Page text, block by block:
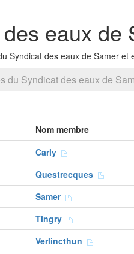
eaux de
Syndicat des eaux de Samer et
du Syndicat des eaux de
Nom membre
Carly
Questrecques
Samer
Tingry
Verlincthun